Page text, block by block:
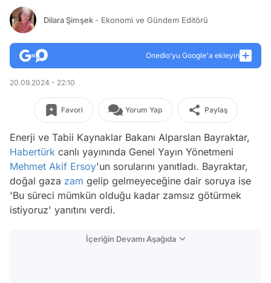
Dilara Şimşek - Ekonomi ve Gündem Editörü
Onedio’yu Google'a ekleyin
20.09.2024 - 22:10
Favori Yorum Yap Paylaş
Enerji ve Tabii Kaynaklar Bakanı Alparslan Bayraktar,
Habertürk canlı yayınında Genel Yayın Yönetmeni
Mehmet Akif Ersoy'un sorularını yanıtladı. Bayraktar,
doğal gaza zam gelip gelmeyeceğine dair soruya ise
'Bu süreci mümkün olduğu kadar zamsız götürmek
istiyoruz' yanıtını verdi.
İçeriğin Devamı Aşağıda